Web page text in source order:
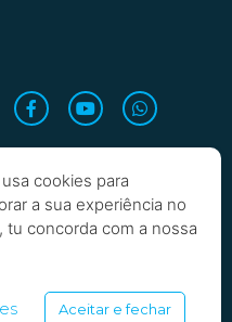
cookies para
a sua experiência no
tu concorda com a nossa
Aceitar e fechar